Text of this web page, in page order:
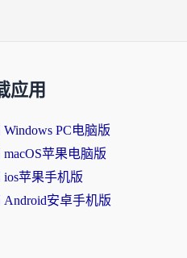
应用
Windows PC电脑版
macOS苹果电脑版
ios苹果手机版
Android安卓手机版